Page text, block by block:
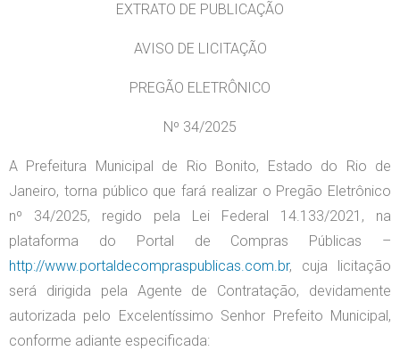
EXTRATO DE PUBLICAÇÃO
AVISO DE LICITAÇÃO
PREGÃO ELETRÔNICO
Nº 34/2025
A Prefeitura Municipal de Rio Bonito, Estado do Rio de
Janeiro, torna público que fará realizar o Pregão Eletrônico
nº 34/2025, regido pela Lei Federal 14.133/2021, na
plataforma do Portal de Compras Públicas –
http://www.portaldecompraspublicas.com.br, cuja licitação
será dirigida pela Agente de Contratação, devidamente
autorizada pelo Excelentíssimo Senhor Prefeito Municipal,
conforme adiante especificada: